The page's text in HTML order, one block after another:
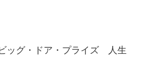
ッグ・ドア・プライズ 人生